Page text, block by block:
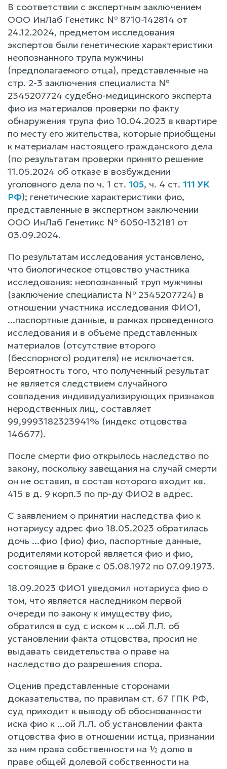
В соответствии с экспертным заключением
ООО ИнЛаб Генетикс № 8710-142814 от
24.12.2024, предметом исследования
экспертов были генетические характеристики
неопознанного трупа мужчины
(предполагаемого отца), представленные на
стр. 2-3 заключения специалиста №
2345207724 судебно-медицинского эксперта
фио из материалов проверки по факту
обнаружения трупа фио 10.04.2023 в квартире
по месту его жительства, которые приобщены
к материалам настоящего гражданского дела
(по результатам проверки принято решение
11.05.2024 об отказе в возбуждении
уголовного дела по ч. 1 ст. 105, ч. 4 ст. 111 УК
РФ); генетические характеристики фио,
представленные в экспертном заключении
ООО ИнЛаб Генетикс № 6050-132181 от
03.09.2024.
По результатам исследования установлено,
что биологическое отцовство участника
исследования: неопознанный труп мужчины
(заключение специалиста № 2345207724) в
отношении участника исследования ФИО1,
...паспортные данные, в рамках проведенного
исследования и в объеме представленных
материалов (отсутствие второго
(бесспорного) родителя) не исключается.
Вероятность того, что полученный результат
не является следствием случайного
совпадения индивидуализирующих признаков
неродственных лиц, составляет
99,9993182323941% (индекс отцовства
146677).
После смерти фио открылось наследство по
закону, поскольку завещания на случай смерти
он не оставил, в состав которого входит кв.
415 в д. 9 корп.3 по пр-ду ФИО2 в адрес.
С заявлением о принятии наследства фио к
нотариусу адрес фио 18.05.2023 обратилась
дочь ...фио (фио) фио, паспортные данные,
родителями которой является фио и фио,
состоящие в браке с 05.08.1972 по 07.09.1973.
18.09.2023 ФИО1 уведомил нотариуса фио о
том, что является наследником первой
очереди по закону к имуществу фио,
обратился в суд с иском к ...ой Л.Л. об
установлении факта отцовства, просил не
выдавать свидетельства о праве на
наследство до разрешения спора.
Оценив представленные сторонами
доказательства, по правилам ст. 67 ГПК РФ,
суд приходит к выводу об обоснованности
иска фио к ...ой Л.Л. об установлении факта
отцовства фио в отношении истца, признании
за ним права собственности на ½ долю в
праве общей долевой собственности на